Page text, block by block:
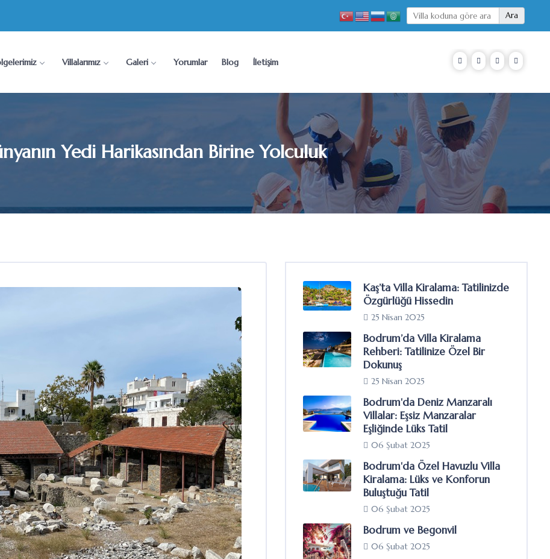
Ara
Villalarımız Galeri Yorumlar Blog İletişim
Yedi Harikasından Birine Yolculuk
Kaş’ta Villa Kiralama: Tatilinizde
Özgürlüğü Hissedin
25 Nisan 2025
Bodrum’da Villa Kiralama
Rehberi: Tatilinize Özel Bir
Dokunuş
25 Nisan 2025
Bodrum'da Deniz Manzaralı
Villalar: Eşsiz Manzaralar
Eşliğinde Lüks Tatil
06 Şubat 2025
Bodrum'da Özel Havuzlu Villa
Kiralama: Lüks ve Konforun
Buluştuğu Tatil
06 Şubat 2025
Bodrum ve Begonvil
06 Şubat 2025